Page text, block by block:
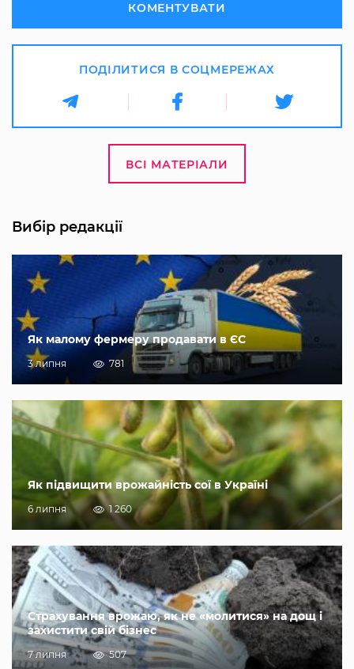
КОМЕНТУВАТИ
ПОДІЛИТИСЯ В СОЦМЕРЕЖАХ
ВСІ МАТЕРІАЛИ
Вибір редакції
Як малому фермеру продавати в ЄС
3 липня 781
Як підвищити врожайність сої в Україні
6 липня 1 260
Страхування врожаю, як не «молитися» на дощ і
захистити свій бізнес
7 липня 507